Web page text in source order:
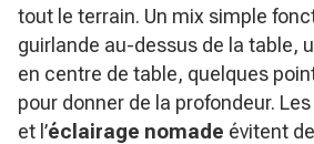
tout le terrain. Un mix simple
guirlande au-dessus de la table,
en centre de table, quelques
pour donner de la profondeur.
et l’éclairage nomade évitent